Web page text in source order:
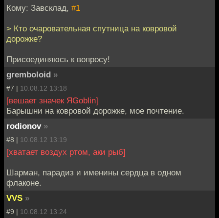
Кому: Завсклад, #1
> Кто очаровательная спутница на ковровой
дорожке?
Присоединяюсь к вопросу!
gremboloid »
#7 | 10.08.12 13:18
[вешает значек ЯGoblin]
Барышни на ковровой дорожке, мое почтение.
rodionov »
#8 | 10.08.12 13:19
[хватает воздух ртом, аки рыб]
Шарман, парадиз и именины сердца в одном
флаконе.
VVS »
#9 | 10.08.12 13:24